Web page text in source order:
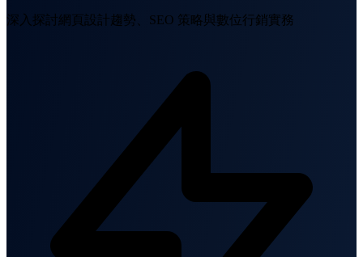
深入探討網頁設計趨勢、SEO 策略與數位行銷實務